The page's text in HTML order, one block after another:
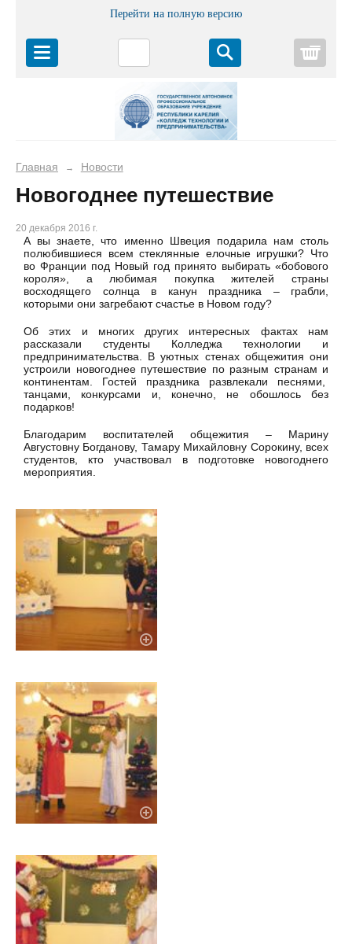
Перейти на полную версию
Главная → Новости
Новогоднее путешествие
20 декабря 2016 г.
А вы знаете, что именно Швеция подарила нам столь
полюбившиеся всем стеклянные елочные игрушки? Что
во Франции под Новый год принято выбирать «бобового
короля», а любимая покупка жителей страны
восходящего солнца в канун праздника – грабли,
которыми они загребают счастье в Новом году?
Об этих и многих других интересных фактах нам
рассказали студенты Колледжа технологии и
предпринимательства. В уютных стенах общежития они
устроили новогоднее путешествие по разным странам и
континентам. Гостей праздника развлекали песнями,
танцами, конкурсами и, конечно, не обошлось без
подарков!
Благодарим воспитателей общежития – Марину
Августовну Богданову, Тамару Михайловну Сорокину, всех
студентов, кто участвовал в подготовке новогоднего
мероприятия.